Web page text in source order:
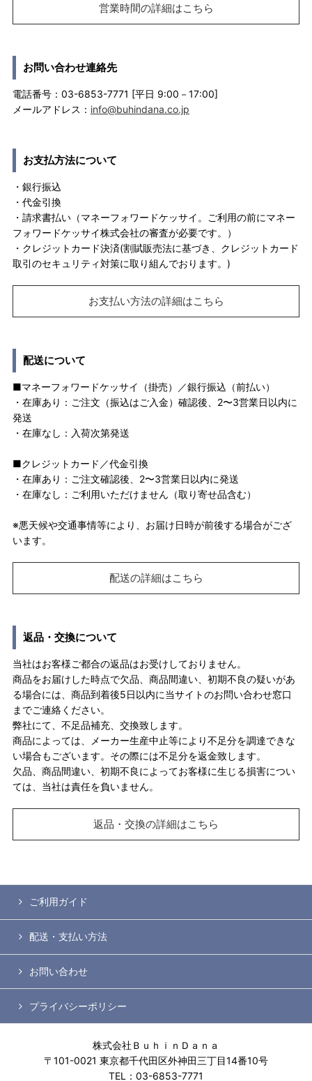
営業時間の詳細はこちら
お問い合わせ連絡先
電話番号：03-6853-7771 [平日 9:00－17:00]
メールアドレス： info@buhindana.co.jp
お支払方法について
・銀行振込
・代金引換
・請求書払い（マネーフォワードケッサイ。ご利用の前にマネー
フォワードケッサイ株式会社の審査が必要です。）
・クレジットカード決済(割賦販売法に基づき、クレジットカード
取引のセキュリティ対策に取り組んでおります。)
お支払い方法の詳細はこちら
配送について
■マネーフォワードケッサイ（掛売）／銀行振込（前払い）
・在庫あり：ご注文（振込はご入金）確認後、2〜3営業日以内に
発送
・在庫なし：入荷次第発送
■クレジットカード／代金引換
・在庫あり：ご注文確認後、2〜3営業日以内に発送
・在庫なし：ご利用いただけません（取り寄せ品含む）
※悪天候や交通事情等により、お届け日時が前後する場合がござ
います。
配送の詳細はこちら
返品・交換について
当社はお客様ご都合の返品はお受けしておりません。
商品をお届けした時点で欠品、商品間違い、初期不良の疑いがあ
る場合には、商品到着後5日以内に当サイトのお問い合わせ窓口
までご連絡ください。
弊社にて、不足品補充、交換致します。
商品によっては、メーカー生産中止等により不足分を調達できな
い場合もございます。その際には不足分を返金致します。
欠品、商品間違い、初期不良によってお客様に生じる損害につい
ては、当社は責任を負いません。
返品・交換の詳細はこちら
ご利用ガイド
配送・支払い方法
お問い合わせ
プライバシーポリシー
株式会社ＢｕｈｉｎＤａｎａ
〒101-0021 東京都千代田区外神田三丁目14番10号
TEL：03-6853-7771